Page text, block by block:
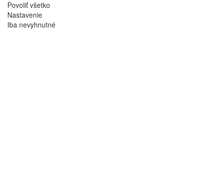
Povoliť všetko
Nastavenie
Iba nevyhnutné